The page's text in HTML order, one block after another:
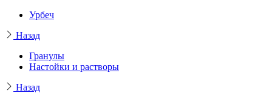
Урбеч
Назад
Гранулы
Настойки и растворы
Назад